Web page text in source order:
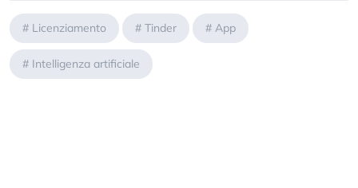
# Licenziamento # Tinder # App
# Intelligenza artificiale